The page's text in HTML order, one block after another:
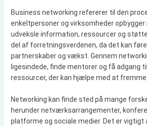
Business networking refererer til den
enkeltpersoner og virksomheder
udveksle information, ressourcer og
del af forretningsverdenen, da det kan
partnerskaber og vækst. Gennem
ligesindede, finde mentorer og få adgang
ressourcer, der kan hjælpe med at
Networking kan finde sted på mange
herunder netværksarrangementer,
platforme og sociale medier. Det er